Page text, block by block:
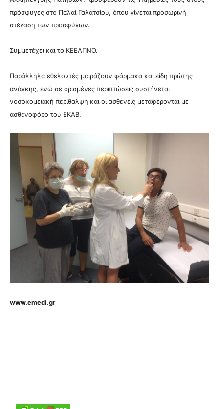
πρόσφυγες στο Παλαί Γαλατσίου, όπου γίνεται προσωρινή
στέγαση των προσφύγων.
Συμμετέχει και το ΚΕΕΛΠΝΟ.
Παράλληλα εθελοντές μοιράζουν φάρμακα και είδη πρώτης
ανάγκης, ενώ σε ορισμένες περιπτώσεις συστήνεται
νοσοκομειακή περίθαλψη και οι ασθενείς μεταφέρονται με
ασθενοφόρο του ΕΚΑΒ.
www.emedi.gr